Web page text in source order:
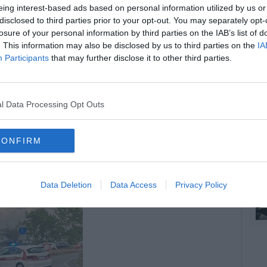
interest-based ads based on personal information utilized by us
to third parties prior to your opt-out. You may separately
of your personal information by third parties on the IAB’s list of
This information may also be disclosed by us to third parties on the
Participants that may further disclose it to other third parties.
Data Processing Opt Outs
Data Deletion Data Access Privacy Policy
iscriviti alla
Newsletter QUInews - ToscanaMedia.
nella tua casella di posta.
da un tir
sul colpo
gravissima